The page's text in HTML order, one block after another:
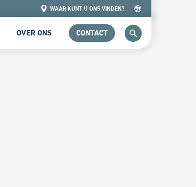
WAAR KUNT U ONS VINDEN?
OVER ONS CONTACT ZOEKEN